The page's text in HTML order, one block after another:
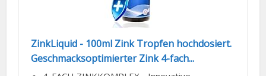
ZinkLiquid - 100ml Zink Tropfen hochdosiert.
Geschmacksoptimierter Zink 4-fach...